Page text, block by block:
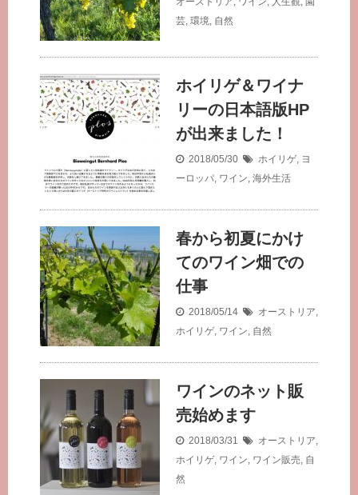
芸, 環境, 自然
ホイリゲ＆ワイナ
リーの日本語版HP
が出来ました！
2018/05/30 ホイリゲ, ヨ
ーロッパ, ワイン, 海外生活
春から初夏にかけ
てのワイン畑での
仕事
2018/05/14 オーストリア,
ホイリゲ, ワイン, 自然
ワインのネット販
売始めます
2018/03/31 オーストリア,
ホイリゲ, ワイン, ワイン販売, 自
然